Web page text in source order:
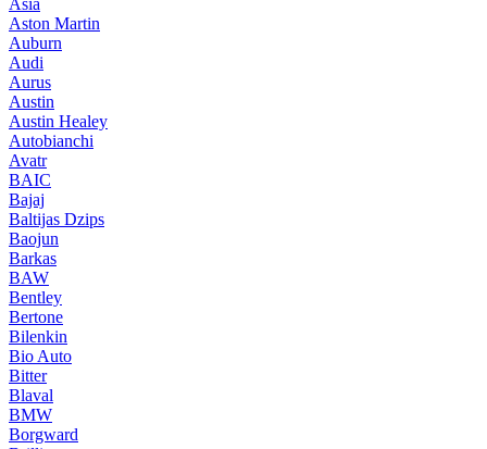
Aston Martin
Auburn
Audi
Aurus
Austin
Austin Healey
Autobianchi
Avatr
BAIC
Bajaj
Baltijas Dzips
Baojun
Barkas
BAW
Bentley
Bertone
Bilenkin
Bio Auto
Bitter
Blaval
BMW
Borgward